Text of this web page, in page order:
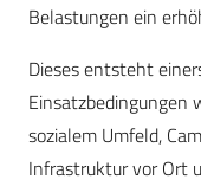
Belastungen ein
Dieses entsteht
Einsatzbedingungen
sozialem Umfeld,
Infrastruktur vor Ort